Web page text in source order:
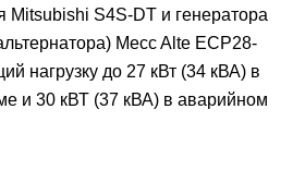
Mitsubishi S4S-DT и генератора
Mecc Alte ЕСР28-
нагрузку до 27 кВт (34 кВА) в
и 30 кВТ (37 кВА) в аварийном